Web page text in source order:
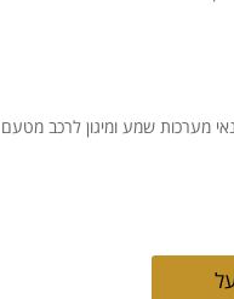
שמע ומיגון לרכב מטעם